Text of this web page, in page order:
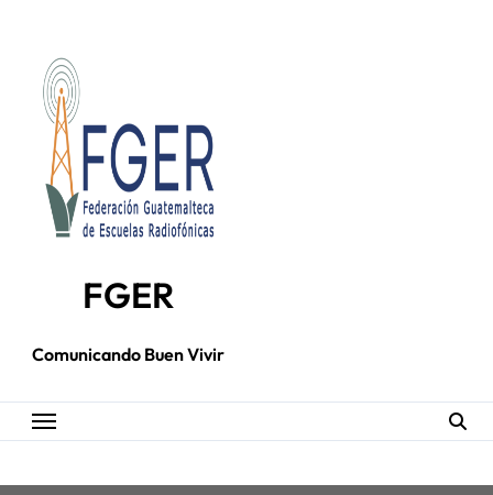
content
FGER
Comunicando Buen Vivir